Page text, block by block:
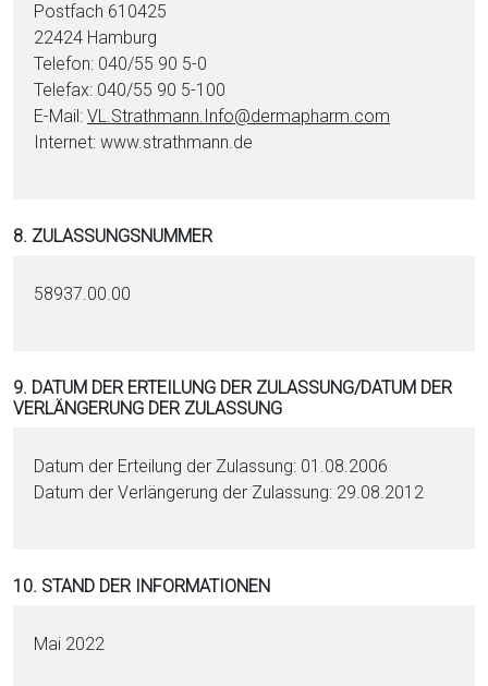
Postfach 610425
22424 Hamburg
Telefon: 040/55 90 5-0
Telefax: 040/55 90 5-100
E-Mail:VL.Strathmann.Info@dermapharm.com
Internet: www.strathmann.de
8. ZULASSUNGSNUMMER
58937.00.00
9. DATUM DER ERTEILUNG DER ZULASSUNG/DATUM DER
VERLÄNGERUNG DER ZULASSUNG
Datum der Erteilung der Zulassung: 01.08.2006
Datum der Verlängerung der Zulassung: 29.08.2012
10. STAND DER INFORMATIONEN
Mai 2022